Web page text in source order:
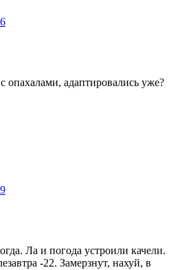
опахалами, адаптировались уже?
Ла и погода устроили качели.
-22. Замерзнут, нахуй, в